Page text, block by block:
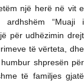
një herë në vit e
“Muaji i
për udhëzimin drejt
të vërteta, dhe
shpresën për
të familjes gjatë